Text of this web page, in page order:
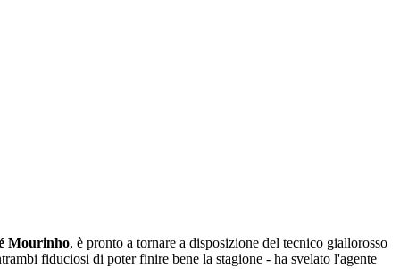
Mourinho, è pronto a tornare a disposizione del tecnico giallorosso
fiduciosi di poter finire bene la stagione - ha svelato l'agente